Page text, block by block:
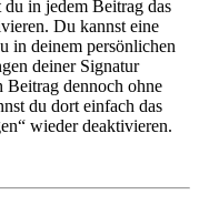
du in jedem Beitrag das
Du kannst eine
in deinem persönlichen
deiner Signatur
Beitrag dennoch ohne
du dort einfach das
wieder deaktivieren.